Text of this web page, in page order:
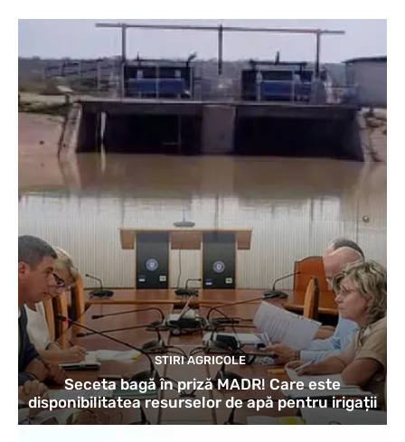
STIRI AGRICOLE
Seceta bagă în priză MADR! Care este
disponibilitatea resurselor de apă pentru irigații